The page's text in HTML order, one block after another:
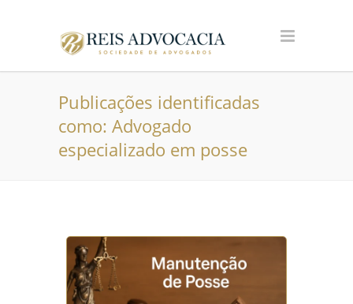
Publicações identificadas
como: Advogado
especializado em posse